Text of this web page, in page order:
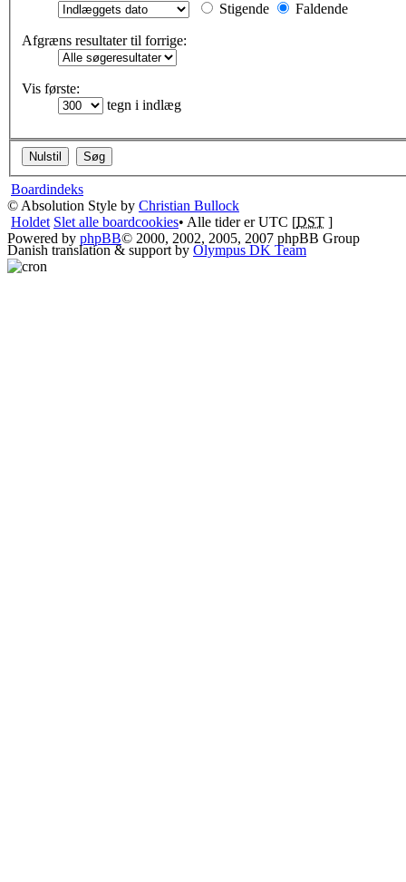
Stigende
Faldende
Afgræns resultater til forrige:
Vis første:
tegn i indlæg
Boardindeks
© Absolution Style by Christian Bullock
Holdet Slet alle boardcookies• Alle tider er UTC [DST ]
Powered by phpBB© 2000, 2002, 2005, 2007 phpBB Group
Danish translation & support by Olympus DK Team